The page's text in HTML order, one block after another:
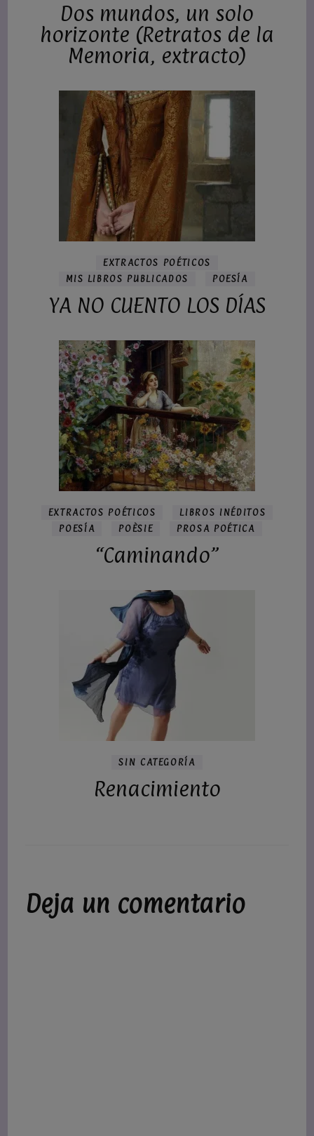
Dos mundos, un solo
horizonte (Retratos de la
Memoria, extracto)
EXTRACTOS POÉTICOS
MIS LIBROS PUBLICADOS
POESÍA
YA NO CUENTO LOS DÍAS
EXTRACTOS POÉTICOS
LIBROS INÉDITOS
POESÍA
POÈSIE PROSA POÉTICA
“Caminando”
SIN CATEGORÍA
Renacimiento
Deja un comentario